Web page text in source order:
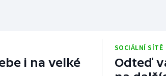
i na velké
SOCIÁLNÍ SÍTĚ
Odteď